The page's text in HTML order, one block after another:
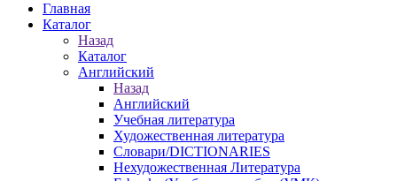
Главная
Каталог
Назад
Каталог
Английский
Назад
Английский
Учебная литература
Художественная литература
Словари/DICTIONARIES
Нехудожественная Литература